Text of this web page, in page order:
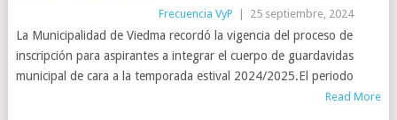
Frecuencia VyP 25 septiembre, 2024
La Municipalidad de Viedma recordó la vigencia del proceso de
inscripción para aspirantes a integrar el cuerpo de guardavidas
municipal de cara a la temporada estival 2024/2025.El periodo
Read More